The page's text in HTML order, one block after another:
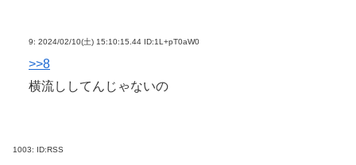
9: 2024/02/10(土) 15:10:15.44 ID:1L+pT0aW0
>>8
横流ししてんじゃないの
1003: ID:RSS